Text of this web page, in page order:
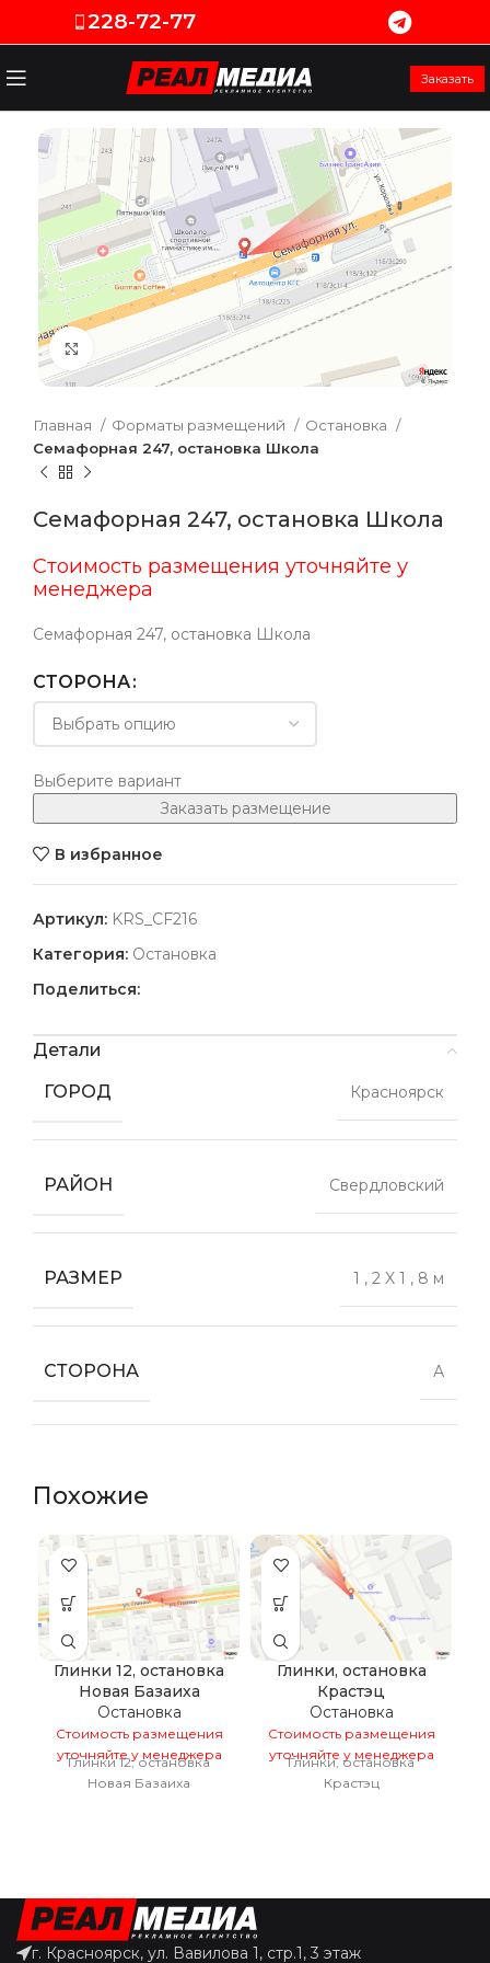
228-72-77
Заказать
Увеличить
Главная Форматы размещений
Остановка
Семафорная 247, остановка Школа
Семафорная 247, остановка Школа
Стоимость размещения уточняйте у
менеджера
Семафорная 247, остановка Школа
СТОРОНА
Выберите вариант
Заказать размещение
В избранное
Артикул: KRS_CF216
Категория: Остановка
Поделиться:
Детали
ГОРОД
Красноярск
РАЙОН Свердловский
РАЗМЕР 1 , 2 X 1 , 8 м
СТОРОНА А
Похожие
Глинки 12, остановка
Новая Базаиха
Остановка
Стоимость размещения
уточняйте у менеджера
Глинки 12, остановка
Новая Базаиха
Глинки, остановка
Крастэц
Остановка
Стоимость размещения
уточняйте у менеджера
Глинки, остановка
Крастэц
г. Красноярск, ул. Вавилова 1, стр.1, 3 этаж